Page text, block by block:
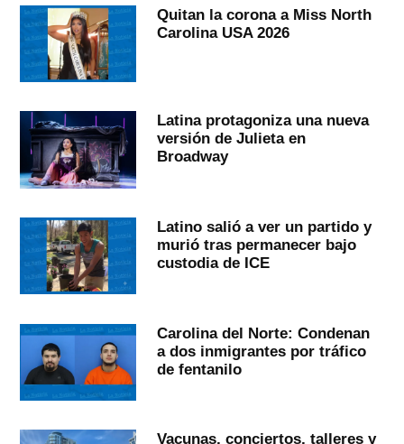
Quitan la corona a Miss North
Carolina USA 2026
Latina protagoniza una nueva
versión de Julieta en
Broadway
Latino salió a ver un partido y
murió tras permanecer bajo
custodia de ICE
Carolina del Norte: Condenan
a dos inmigrantes por tráfico
de fentanilo
Vacunas, conciertos, talleres y